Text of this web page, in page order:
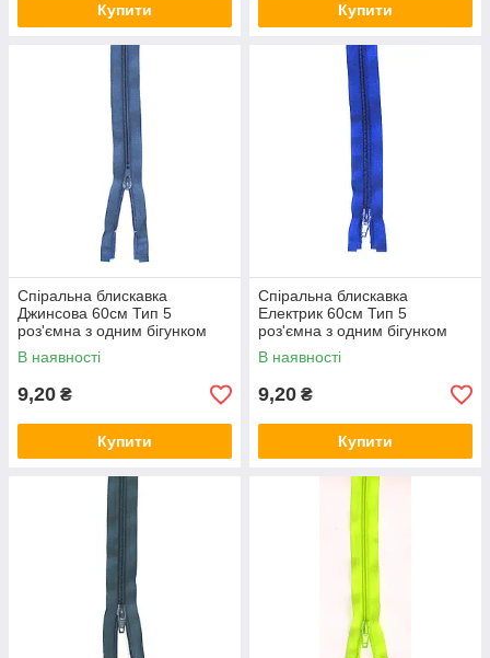
Купити Купити
Спіральна блискавка
Джинсова 60см Тип 5
роз'ємна з одним бігунком
В наявності
9,20 ₴
Купити
Спіральна блискавка
Електрик 60см Тип 5
роз'ємна з одним бігунком
В наявності
9,20 ₴
Купити